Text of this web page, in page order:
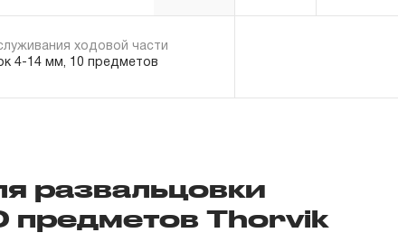
0.00 ₽
ходовой части
4-14 мм, 10 предметов
развальцовки
предметов Thorvik